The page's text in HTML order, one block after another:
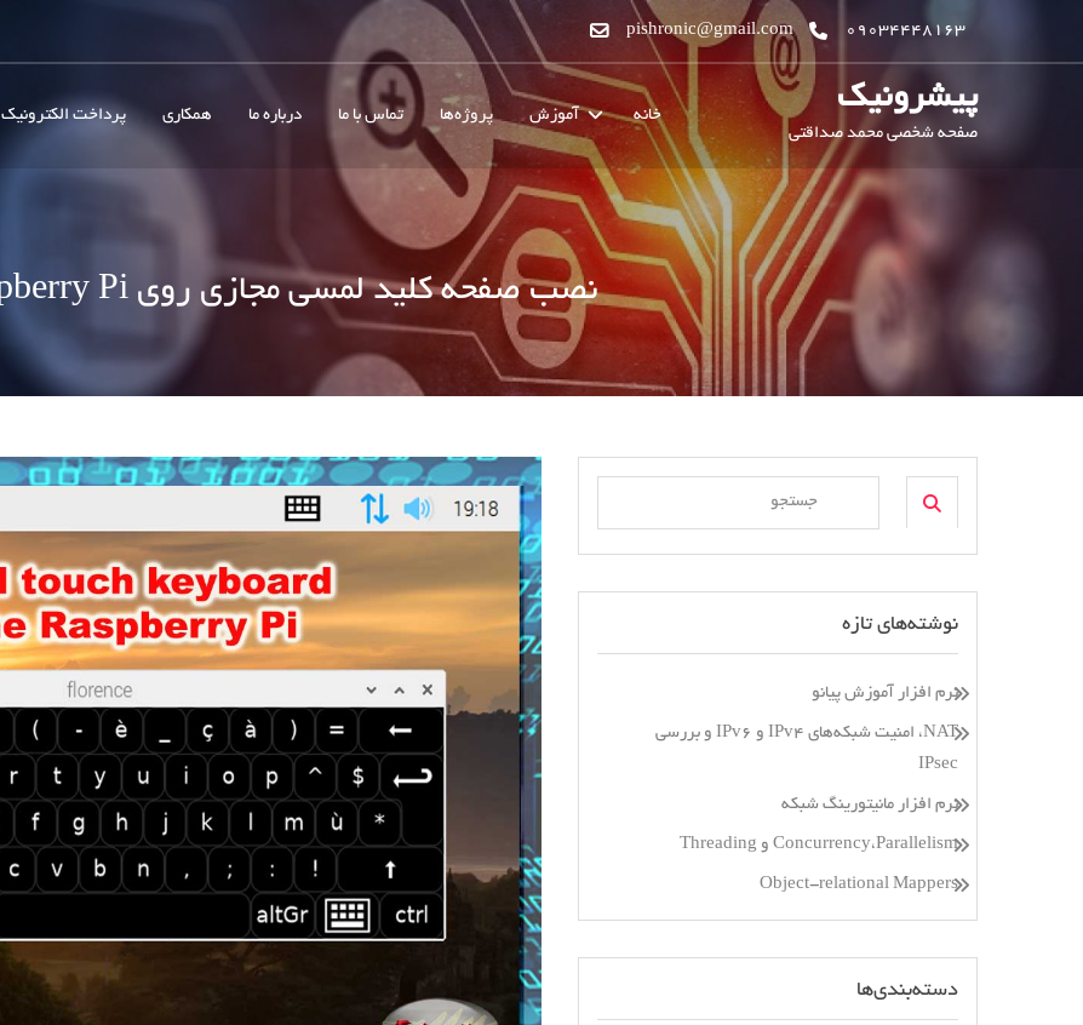
09034448163
pishronic@gmail.com
پیشرونیک
صفحه شخصی محمد صداقتی
خانه آموزش پروژه‌ها تماس با ما درباره ما همکاری پرداخت الکترونیک
نصب صفحه کلید لمسی مجازی روی Raspberry Pi
نوشته‌های تازه
نرم افزار آموزش پیانو
NAT، امنیت شبکه‌های IPv4 و IPv6 و بررسی
IPsec
نرم افزار مانیتورینگ شبکه
Concurrency،Parallelism و Threading
Object-relational Mappers
دسته‌بندی‌ها